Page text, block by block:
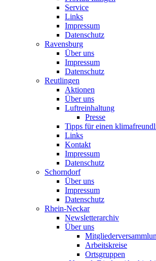
Service
Links
Impressum
Datenschutz
Ravensburg
Über uns
Impressum
Datenschutz
Reutlingen
Aktionen
Über uns
Luftreinhaltung
Presse
Tipps für einen
Links
Kontakt
Impressum
Datenschutz
Schorndorf
Über uns
Impressum
Datenschutz
Rhein-Neckar
Newsletterarchiv
Über uns
Arbeitskreise
Ortsgruppen